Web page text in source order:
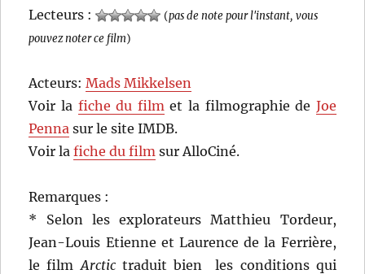
Lecteurs : (pas de note pour l'instant, vous
pouvez noter ce film)
Acteurs:Mads Mikkelsen
Voir la fiche du film et la filmographie de Joe
Penna sur le site IMDB.
Voir lafiche du film sur AlloCiné.
Remarques :
* Selon les explorateurs Matthieu Tordeur,
Jean-Louis Etienne et Laurence de la Ferrière,
le film Arctictraduit bien les conditions qui